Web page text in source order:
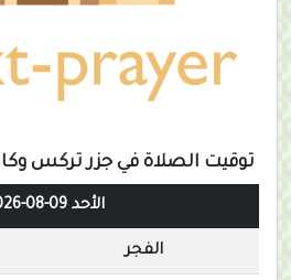
توقيت الصلاة في جزر تركس
الأحد 09-08-2026
الفجر